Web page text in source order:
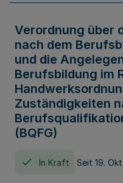
Verordnung über
nach dem
und die
Berufsbildung im
Zuständigkeiten
(BQFG)
In Kraft Seit 19.